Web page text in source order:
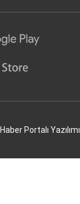
Haber Portalı Yazılımı